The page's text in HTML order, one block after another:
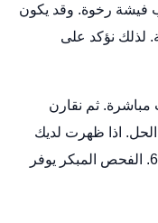
فيشة رخوة. وقد يكون
لذلك نؤكد على
مباشرة. ثم نقارن
الحل. اذا ظهرت لديك
اي علامة. لا تؤجل. اتصل على 66633305. الفحص المبكر يوفر